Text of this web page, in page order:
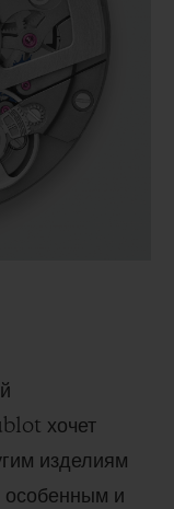
хочет
изделиям
и